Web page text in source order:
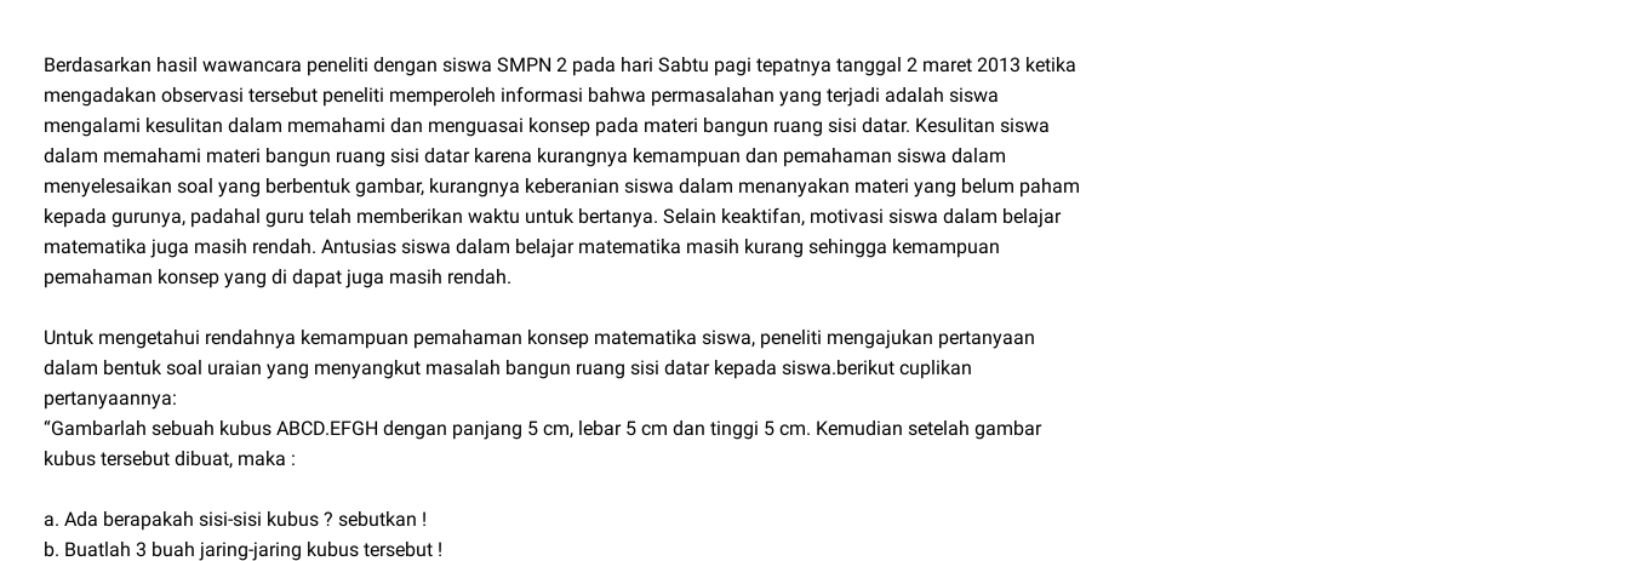
Berdasarkan hasil wawancara peneliti dengan siswa SMPN 2 pada hari Sabtu pagi tepatnya tanggal 2 maret 2013 ketika
mengadakan observasi tersebut peneliti memperoleh informasi bahwa permasalahan yang terjadi adalah siswa
mengalami kesulitan dalam memahami dan menguasai konsep pada materi bangun ruang sisi datar. Kesulitan siswa
dalam memahami materi bangun ruang sisi datar karena kurangnya kemampuan dan pemahaman siswa dalam
menyelesaikan soal yang berbentuk gambar, kurangnya keberanian siswa dalam menanyakan materi yang belum paham
kepada gurunya, padahal guru telah memberikan waktu untuk bertanya. Selain keaktifan, motivasi siswa dalam belajar
matematika juga masih rendah. Antusias siswa dalam belajar matematika masih kurang sehingga kemampuan
pemahaman konsep yang di dapat juga masih rendah.
Untuk mengetahui rendahnya kemampuan pemahaman konsep matematika siswa, peneliti mengajukan pertanyaan
dalam bentuk soal uraian yang menyangkut masalah bangun ruang sisi datar kepada siswa.berikut cuplikan
pertanyaannya:
“Gambarlah sebuah kubus ABCD.EFGH dengan panjang 5 cm, lebar 5 cm dan tinggi 5 cm. Kemudian setelah gambar
kubus tersebut dibuat, maka :
a. Ada berapakah sisi-sisi kubus ? sebutkan !
b. Buatlah 3 buah jaring-jaring kubus tersebut !